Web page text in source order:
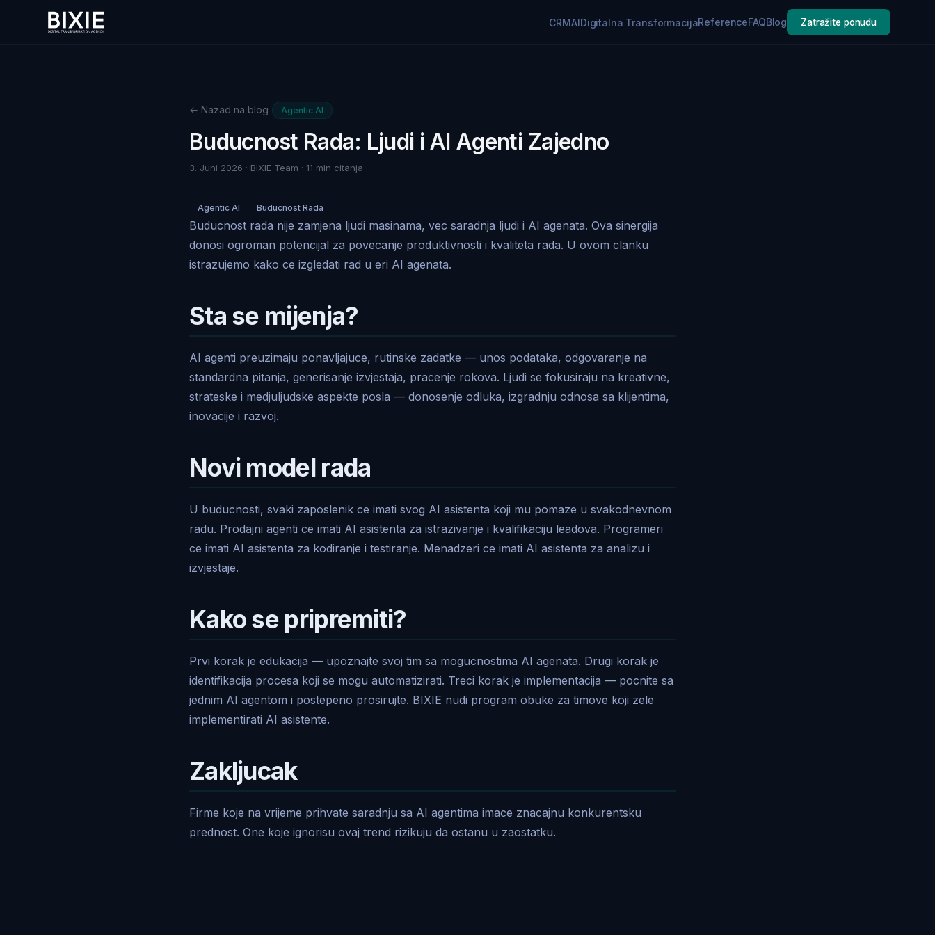
CRMAIDigitalna TransformacijaReferenceFAQBlog Zatražite ponudu
← Nazad na blog Agentic AI
Buducnost Rada: Ljudi i AI Agenti Zajedno
3. Juni 2026 · BIXIE Team · 11 min citanja
Agentic AI Buducnost Rada
Buducnost rada nije zamjena ljudi masinama, vec saradnja ljudi i AI agenata. Ova sinergija
donosi ogroman potencijal za povecanje produktivnosti i kvaliteta rada. U ovom clanku
istrazujemo kako ce izgledati rad u eri AI agenata.
Sta se mijenja?
AI agenti preuzimaju ponavljajuce, rutinske zadatke — unos podataka, odgovaranje na
standardna pitanja, generisanje izvjestaja, pracenje rokova. Ljudi se fokusiraju na kreativne,
strateske i medjuljudske aspekte posla — donosenje odluka, izgradnju odnosa sa klijentima,
inovacije i razvoj.
Novi model rada
U buducnosti, svaki zaposlenik ce imati svog AI asistenta koji mu pomaze u svakodnevnom
radu. Prodajni agenti ce imati AI asistenta za istrazivanje i kvalifikaciju leadova. Programeri
ce imati AI asistenta za kodiranje i testiranje. Menadzeri ce imati AI asistenta za analizu i
izvjestaje.
Kako se pripremiti?
Prvi korak je edukacija — upoznajte svoj tim sa mogucnostima AI agenata. Drugi korak je
identifikacija procesa koji se mogu automatizirati. Treci korak je implementacija — pocnite sa
jednim AI agentom i postepeno prosirujte. BIXIE nudi program obuke za timove koji zele
implementirati AI asistente.
Zakljucak
Firme koje na vrijeme prihvate saradnju sa AI agentima imace znacajnu konkurentsku
prednost. One koje ignorisu ovaj trend rizikuju da ostanu u zaostatku.